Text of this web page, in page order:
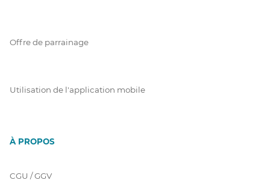
Offre de parrainage
Utilisation de l'application mobile
À PROPOS
CGU / GGV